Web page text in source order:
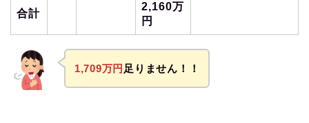
合計
2,160万
円
1,709万円 足りません！！